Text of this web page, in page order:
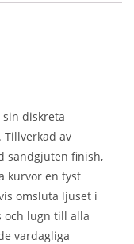
sin diskreta
av
sandgjuten finish,
kurvor en tyst
omsluta ljuset i
och lugn till alla
vardagliga